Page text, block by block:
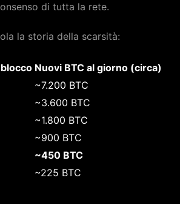
di tutta la rete.
la storia della scarsità:
Nuovi BTC al giorno (circa)
~7.200 BTC
~3.600 BTC
~1.800 BTC
~900 BTC
~450 BTC
~225 BTC